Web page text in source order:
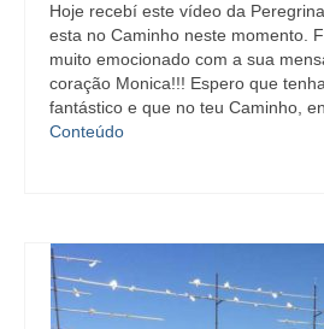
Hoje recebí este vídeo da
esta no Caminho neste momento.
muito emocionado com a sua
coração Monica!!! Espero que
fantástico e que no teu Caminho,
Conteúdo